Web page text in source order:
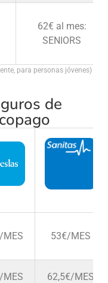
62€ al mes:
SENIORS
para personas jóvenes)
de
MES 53€/MES
MES 62,5€/MES